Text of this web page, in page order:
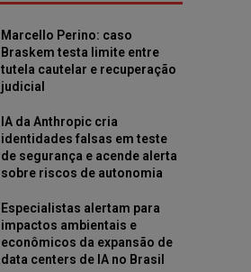
Marcello Perino: caso
Braskem testa limite entre
tutela cautelar e recuperação
judicial
IA da Anthropic cria
identidades falsas em teste
de segurança e acende alerta
sobre riscos de autonomia
Especialistas alertam para
impactos ambientais e
econômicos da expansão de
data centers de IA no Brasil